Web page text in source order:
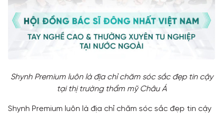
Shynh Premium luôn là địa chỉ chăm sóc sắc đẹp tin cậy
tại thị trường thẩm mỹ Châu Á
Shynh Premium luôn là địa chỉ chăm sóc sắc đẹp tin cậy